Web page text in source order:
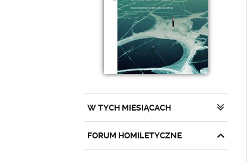
W TYCH MIESIĄCACH
FORUM HOMILETYCZNE